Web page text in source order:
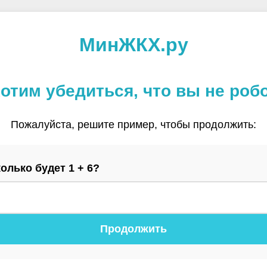
МинЖКХ.ру
убедиться, что вы не
Пожалуйста, решите пример, чтобы продолжить:
будет 1 + 6?
Продолжить